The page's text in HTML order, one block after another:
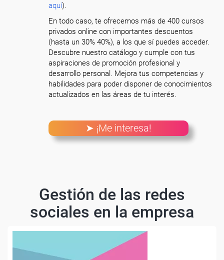
aquí).
En todo caso, te ofrecemos más de 400 cursos
privados online con importantes descuentos
(hasta un 30% 40%), a los que sí puedes acceder.
Descubre nuestro catálogo y cumple con tus
aspiraciones de promoción profesional y
desarrollo personal. Mejora tus competencias y
habilidades para poder disponer de conocimientos
actualizados en las áreas de tu interés.
➤ ¡Me interesa!
Gestión de las redes
sociales en la empresa